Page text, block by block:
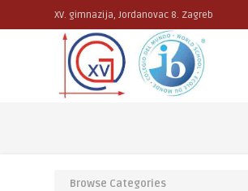
XV. gimnazija, Jordanovac 8. Zagreb